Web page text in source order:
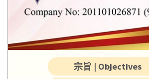
宗旨 | Objectives